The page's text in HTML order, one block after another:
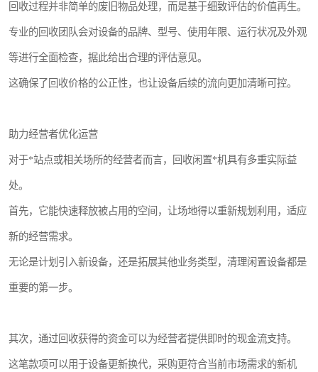
回收过程并非简单的废旧物品处理，而是基于细致评估的价值再生。
专业的回收团队会对设备的品牌、型号、使用年限、运行状况及外观
等进行全面检查，据此给出合理的评估意见。
这确保了回收价格的公正性，也让设备后续的流向更加清晰可控。
助力经营者优化运营
对于*站点或相关场所的经营者而言，回收闲置*机具有多重实际益
处。
首先，它能快速释放被占用的空间，让场地得以重新规划利用，适应
新的经营需求。
无论是计划引入新设备，还是拓展其他业务类型，清理闲置设备都是
重要的第一步。
其次，通过回收获得的资金可以为经营者提供即时的现金流支持。
这笔款项可以用于设备更新换代，采购更符合当前市场需求的新机